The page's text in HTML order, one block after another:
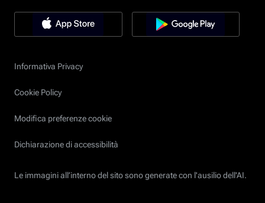
Informativa Privacy
Cookie Policy
Modifica preferenze cookie
Dichiarazione di accessibilità
Le immagini all’interno del sito sono generate con l'ausilio dell'AI.